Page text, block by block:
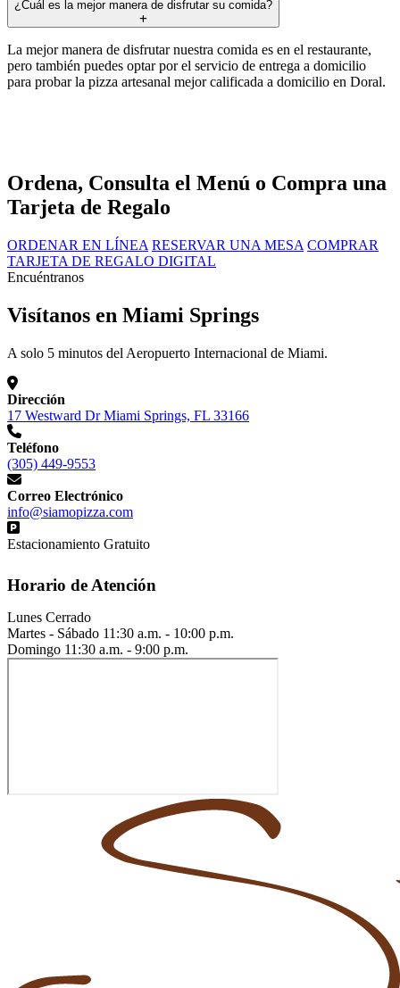
¿Cuál es la mejor manera de disfrutar su comida?
La mejor manera de disfrutar nuestra comida es en el restaurante,
pero también puedes optar por el servicio de entrega a domicilio
para probar la pizza artesanal mejor calificada a domicilio en Doral.
Ordena, Consulta el Menú o Compra una
Tarjeta de Regalo
ORDENAR EN LÍNEA RESERVAR UNA MESA COMPRAR
TARJETA DE REGALO DIGITAL
Encuéntranos
Visítanos en Miami Springs
A solo 5 minutos del Aeropuerto Internacional de Miami.
Dirección
17 Westward Dr Miami Springs, FL 33166
Teléfono
(305) 449-9553
Correo Electrónico
info@siamopizza.com
Estacionamiento Gratuito
Horario de Atención
Lunes Cerrado
Martes - Sábado 11:30 a.m. - 10:00 p.m.
Domingo 11:30 a.m. - 9:00 p.m.